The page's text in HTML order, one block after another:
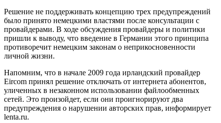
Решение не поддерживать концепцию трех предупреждений
было принято немецкими властями после консультации с
провайдерами. В ходе обсуждения провайдеры и политики
пришли к выводу, что введение в Германии этого принципа
противоречит немецким законам о неприкосновенности
личной жизни.
Напомним, что в начале 2009 года ирландский провайдер
Eircom принял решение отключать от интернета абонентов,
уличенных в незаконном использовании файлообменных
сетей. Это произойдет, если они проигнорируют два
предупреждения о нарушении авторских прав, информирует
lenta.ru.